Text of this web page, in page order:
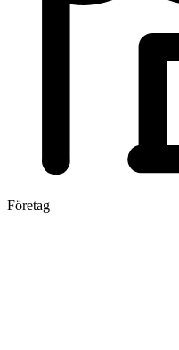
Företag